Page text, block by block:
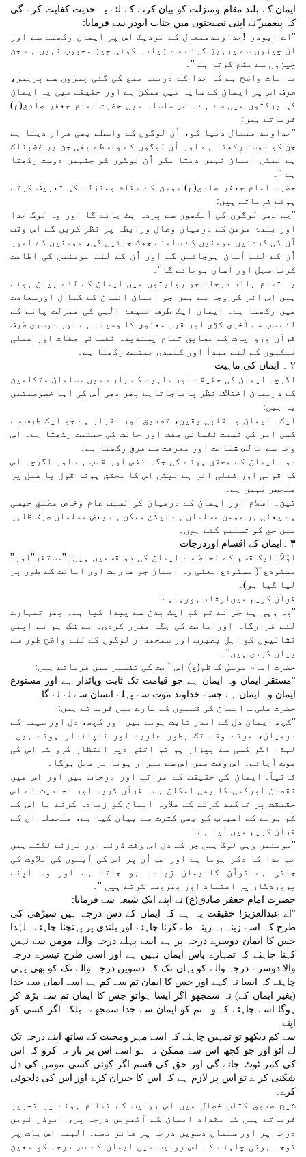
ایمان کے بلند مقام ومنزلت کو بیان کرنے کے لئے یہ حدیث کفایت کرے گی
کہ پیغمبر ۖنے اپنی نصیحتوں میں جناب ابوذر سے فرمایا:
''اے ابوذر !خداوندمتعال کے نزدیک اس پر ایمان رکھنے سے اور
ان چیزوں سے پرہیز کرنے سے زیادہ کوئی چیز محبوب نہیں ہے جن
چیزوں سے منع کرتا ہے ''۔
یہ بات واضح ہے کہ خدا کے ذریعہ منع کی گئی چیزوں سے پرہیز،
صرف اس پر ایمان کے سایہ میں ممکن ہے اور حقیقت میں یہ ایمان
کی برکتوں میں سے ہے۔ اس سلسلہ میں حضرت امام جعفر صادق(ع)
فرماتے ہیں:
''خداوند متعال دنیا کو، اُن لوگوں کے واسطے بھی قرار دیتا ہے
جن کو دوست رکھتا ہے اور اُن لوگوں کے واسطے بھی جن پر غضبناک
ہے لیکن ایمان نہیں دیتا مگر اُن لوگوں کو جنہیں دوست رکھتا
ہے ''۔
حضرت امام جعفر صادق(ع) مومن کے مقام ومنزلت کی تعریف کرتے
ہوئے فرماتے ہیں:
''جب بھی لوگوں کی آنکھوں سے پردہ ہٹ جائے گا اور وہ لوگ خدا
اور بندۂ مومن کے درمیان وصال ورابطہ پر نظر کریں گے اس وقت
اُن کی گردنیں مومنین کے سامنے جھک جائیں گی، مومنین کے امور
اُن کے لئے آسان ہوجائیں گے اور اُن کے لئے مومنین کی اطاعت
کرنا سہل اور آسان ہوجائے گا''۔
یہ تمام بلند درجات جو روایتوں میں ایمان کے لئے بیان ہوئے
ہیں اس اثر کی وجہ سے ہیں جو ایمان انسان کے کما ل اورسعادت
میں رکھتا ہے۔ ایمان ایک طرف خلیفۂ الٰہی کی منزلت پانے کے
لئے سب سے آخری کڑی اور قرب معنوی کا وسیلہ ہے اور دوسری طرف
قرآن وروایات کے مطابق تمام پسندیدہ نفسانی صفات اور عملی
نیکیوں کے لئے مبدأ اور کلیدی حیثیت رکھتا ہے۔
٢ ۔ ایمان کی ماہیت
اگرچہ ایمان کی حقیقت اور ماہیت کے بارے میں مسلمان متکلمین
کے درمیان اختلاف نظر پایاجاتاہے پھر بھی اُس کی اہم خصوصیتیں
یہ ہیں:
ایک۔ ایمان وہ قلبی یقین، تصدیق اور اقرار ہے جو ایک طرف سے
کسی امر کی نسبت نفسانی صفت اور حالت کی حیثیت رکھتا ہے۔ اس
وجہ سے خالص شناخت اور معرفت سے فرق رکھتا ہے۔
دو۔ ایمان کے محقق ہونے کی جگہ نفس اور قلب ہے اور اگرچہ اس
کا قولی اور فعلی اثر ہے لیکن اس کا محقق ہونا قول یا عمل پر
منحصر نہیں ہے۔
تین۔ اسلام اور ایمان کے درمیان کی نسبت عام وخاص مطلق جیسی
ہے یعنی ہر مومن مسلمان ہے لیکن ممکن ہے بعض مسلمان صرف ظاہر
میں حق کو تسلیم کئے ہوں۔
٣ ۔ایمان کے اقسام اوردرجات
اوّلاً: ایک قسم کے لحاظ سے ایمان کی دو قسمیں ہیں: ''مستقر''اور''
مستودع''( مستودع یعنی وہ ایمان جو عاریت اور امانت کے طور پر
لیا گیا ہو)۔
قرآن کریم میںارشاد ہورہاہے:
''وہ وہی ہے جس نے تم کو ایک بدن سے پیدا کیا ہے۔ پھر تمہارے
لئے قرارگاہ اورامانت کی جگہ مقرر کردی۔ بے شک ہم نے اپنی
نشانیوں کو اہل بصیرت اور سمجھدار لوگوں کے لئے واضح طور سے
بیان کردی ہیں''۔
حضرت امام موسیٰ کاظم(ع) اس آیت کی تفسیر میں فرماتے ہیں:
''مستقر ایمان وہ ایمان ہے جو قیامت تک ثابت وپائدار ہے اور مستودع
ایمان وہ ایمان ہے جسے خداوند موت سے پہلے انسان سے لے لے گا۔
حضرت علی ـ ایمان کی قسموں کے بارے میں فرماتے ہیں:
''کچھ ایمان دل کے اندر ثابت ہوتے ہیں اور کچھ، دل اور سینہ کے
درمیان، مرتے وقت تک بطور عاریت اور ناپائدار ہوتے ہیں۔
لہٰذا اگر کسی سے بیزار ہو تو اتنی دیر انتظار کرو کہ اس کی
موت آجائے۔ اس وقت میں اس سے بیزار ہونا بر محل ہوگا۔
ثانیاً: ایمان کی حقیقت کے مراتب اور درجات ہیں اور اس میں
نقصان اورکمی کا بھی امکان ہے۔ قرآن کریم اور احادیث نے اس
حقیقت پر تاکید کرنے کے علاوہ ایمان کو زیادہ کرنے یا اس کے
کم ہونے کے اسباب کو بھی کثرت سے بیان کیا ہے، منجملہ ان کے
قرآن کریم میں آیا ہے:
''مومنین وہی لوگ ہیں جن کے دل اس وقت ڈرنے اور لرزنے لگتے ہیں
جب خدا کا ذکر ہوتا ہے اور جب اُن پر اس کی آیتوں کی تلاوت کی
جاتی ہے تواُن کاایمان زیادہ ہو جاتا ہے اور وہ اپنے
پروردگار پر اعتماد اور بھروسہ کرتے ہیں ''۔
حضرت امام جعفر صادق(ع) نے اپنے ایک شیعہ سے فرمایا:
''اے عبدالعزیز! حقیقت یہ ہے کہ ایمان کے دس درجے ہیں سیڑھی کی
طرح کہ اسے زینہ بہ زینہ طے کرنا چاہئے اور بلندی پر پہنچنا چاہئے۔ لہٰذا
جس کا ایمان دوسرے درجہ پر ہے اسے پہلے درجہ والے مومن سے نہیں
کہنا چاہئے کہ تمہارے پاس ایمان نہیں ہے اور اسی طرح تیسرے درجہ
والا دوسرے درجہ والے کو یہاں تک کہ دسویں درجہ والے تک کو بھی یہی
چاہئے کہ ایسا نہ کہے اور جس کا ایمان تم سے کم ہے اسے ایمان سے جدا
(بغیر ایمان کے) نہ سمجھو اگر ایسا ہواتو جس کا ایمان تم سے بڑھ کر
ہوگا اسے چاہئے کہ وہ تم کو ایمان سے جدا سمجھے۔ بلکہ اگر کسی کو
اپنے
سے کم دیکھو تو تمہیں چاہئے کہ اسے مہر ومحبت کے ساتھ اپنے درجہ تک
لے آئو اور جو کچھ اس سے ممکن نہ ہو اسے اس پر بار نہ کرو کہ اس
کی کمر ٹوٹ جائے گی اور حق کی قسم اگر کوئی کسی مومن کی دل
شکنی کر ے تو اس پر لازم ہے کہ اس کا جبران کرے اور اس کی دلجوئی
کرے۔
شیخ صدوق کتاب خصال میں اس روایت کے تما م ہونے پر تحریر
فرماتے ہیں کہ مقداد ایمان کے آٹھویں درجہ پر، ابوذر نویں
درجہ پر اور سلمان دسویں درجہ پر فائز تھے۔ البتہ اس بات پر
توجہ ہونی چاہئے کہ اس روایت میں ایمان کے دس درجہ کو معین